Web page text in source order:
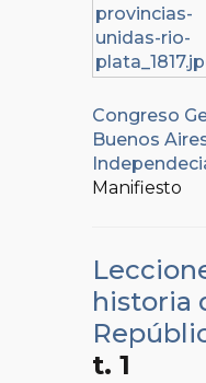
Congreso
Buenos
Manifiesto
historia
t. 1